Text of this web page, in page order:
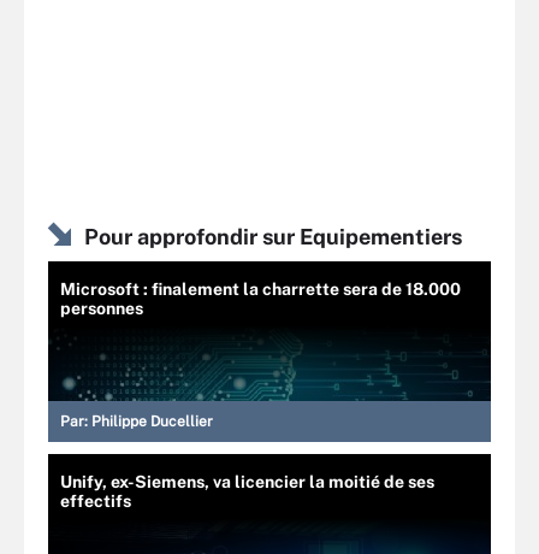
Pour approfondir sur Equipementiers
Microsoft : finalement la charrette sera de 18.000
personnes
Par: Philippe Ducellier
Unify, ex-Siemens, va licencier la moitié de ses
effectifs